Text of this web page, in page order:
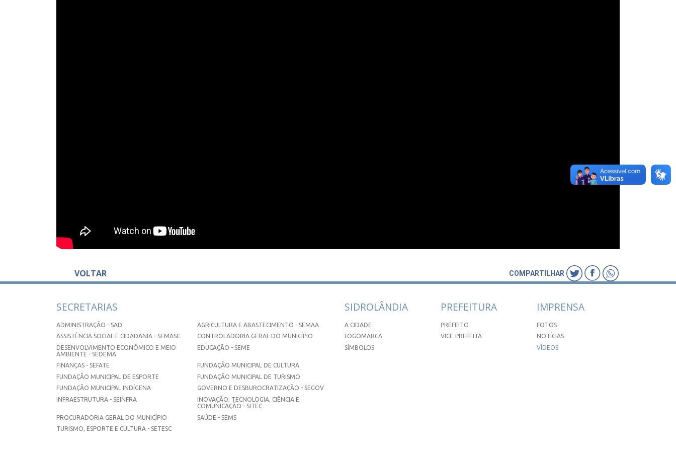
VOLTAR COMPARTILHAR
SECRETARIAS
ADMINISTRAÇÃO - SAD
AGRICULTURA E ABASTECIMENTO - SEMAA
ASSISTÊNCIA SOCIAL E CIDADANIA - SEMASC
CONTROLADORIA GERAL DO MUNICÍPIO
DESENVOLVIMENTO ECONÔMICO E MEIO
AMBIENTE - SEDEMA
EDUCAÇÃO - SEME
FINANÇAS - SEFATE
FUNDAÇÃO MUNICIPAL DE CULTURA
FUNDAÇÃO MUNICIPAL DE ESPORTE
FUNDAÇÃO MUNICIPAL DE TURISMO
FUNDAÇÃO MUNICIPAL INDÍGENA
GOVERNO E DESBUROCRATIZAÇÃO - SEGOV
INFRAESTRUTURA - SEINFRA
INOVAÇÃO, TECNOLOGIA, CIÊNCIA E
COMUNICAÇÃO - SITEC
PROCURADORIA GERAL DO MUNICÍPIO
SAÚDE - SEMS
TURISMO, ESPORTE E CULTURA - SETESC
SIDROLÂNDIA
A CIDADE
LOGOMARCA
SÍMBOLOS
PREFEITURA
PREFEITO
VICE-PREFEITA
IMPRENSA
FOTOS
NOTÍCIAS
VÍDEOS